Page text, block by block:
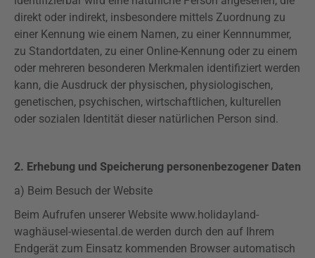
direkt oder indirekt, insbesondere mittels Zuordnung zu
einer Kennung wie einem Namen, zu einer Kennnummer,
zu Standortdaten, zu einer Online-Kennung oder zu einem
oder mehreren besonderen Merkmalen identifiziert werden
kann, die Ausdruck der physischen, physiologischen,
genetischen, psychischen, wirtschaftlichen, kulturellen
oder sozialen Identität dieser natürlichen Person sind.
2. Erhebung und Speicherung personenbezogener Daten
a) Beim Besuch der Website
Beim Aufrufen unserer Website www.holidayland-
waghäusel-wiesental.de werden durch den auf Ihrem
Endgerät zum Einsatz kommenden Browser automatisch